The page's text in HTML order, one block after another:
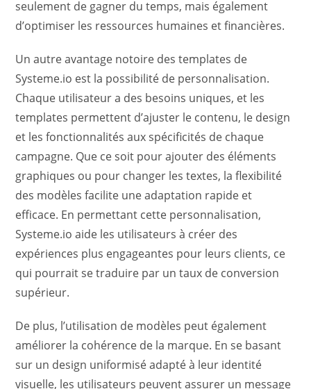
seulement de gagner du temps, mais également
d’optimiser les ressources humaines et financières.
Un autre avantage notoire des templates de
Systeme.io est la possibilité de personnalisation.
Chaque utilisateur a des besoins uniques, et les
templates permettent d’ajuster le contenu, le design
et les fonctionnalités aux spécificités de chaque
campagne. Que ce soit pour ajouter des éléments
graphiques ou pour changer les textes, la flexibilité
des modèles facilite une adaptation rapide et
efficace. En permettant cette personnalisation,
Systeme.io aide les utilisateurs à créer des
expériences plus engageantes pour leurs clients, ce
qui pourrait se traduire par un taux de conversion
supérieur.
De plus, l’utilisation de modèles peut également
améliorer la cohérence de la marque. En se basant
sur un design uniformisé adapté à leur identité
visuelle, les utilisateurs peuvent assurer un message